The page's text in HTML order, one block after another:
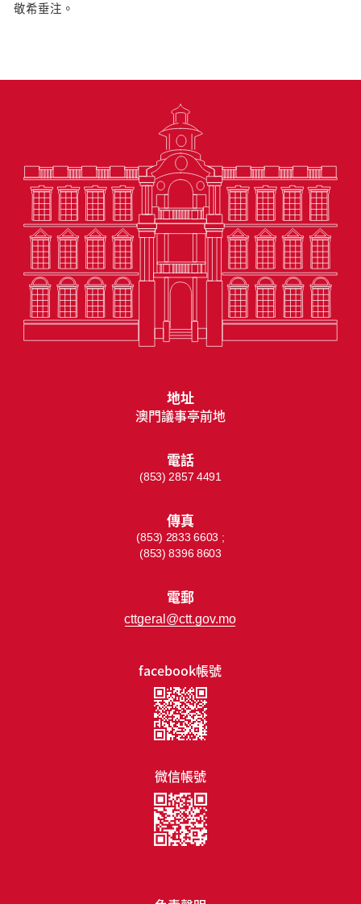
敬希垂注。
facebook帳號
微信帳號
地址
澳門議事亭前地
電話
(853) 2857 4491
傳真
(853) 2833 6603 ;
(853) 8396 8603
電郵
cttgeral@ctt.gov.mo